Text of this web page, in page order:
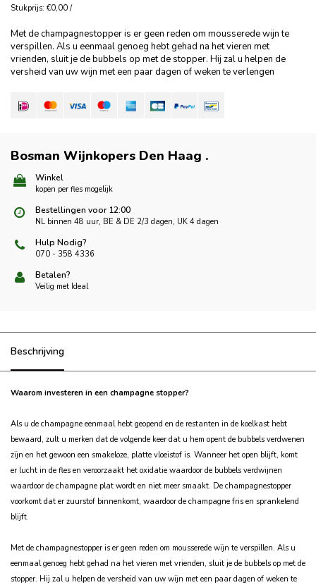
Stukprijs: €0,00 /
Met de champagnestopper is er geen reden om mousserede wijn te
verspillen. Als u eenmaal genoeg hebt gehad na het vieren met
vrienden, sluit je de bubbels op met de stopper. Hij zal u helpen de
versheid van uw wijn met een paar dagen of weken te verlengen
Bosman Wijnkopers Den Haag .
Winkel
kopen per fles mogelijk
Bestellingen voor 12:00
NL binnen 48 uur, BE & DE 2/3 dagen, UK 4 dagen
Hulp Nodig?
070 - 358 4336
Betalen?
Veilig met Ideal
Beschrijving
Waarom investeren in een champagne stopper?
Als u de champagne eenmaal hebt geopend en de restanten in de koelkast hebt
bewaard, zult u merken dat de volgende keer dat u hem opent de bubbels verdwenen
zijn en het gewoon een smakeloze, platte vloeistof is. Wanneer het open blijft, komt
er lucht in de fles en veroorzaakt het oxidatie waardoor de bubbels verdwijnen
waardoor de champagne plat wordt en niet meer smaakt. De champagnestopper
voorkomt dat er zuurstof binnenkomt, waardoor de champagne fris en sprankelend
blijft.
Met de champagnestopper is er geen reden om mousserede wijn te verspillen. Als u
eenmaal genoeg hebt gehad na het vieren met vrienden, sluit je de bubbels op met de
stopper. Hij zal u helpen de versheid van uw wijn met een paar dagen of weken te